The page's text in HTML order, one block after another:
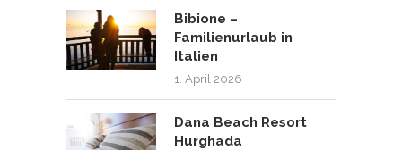
Bibione –
Familienurlaub in
Italien
1. April 2026
Dana Beach Resort
Hurghada